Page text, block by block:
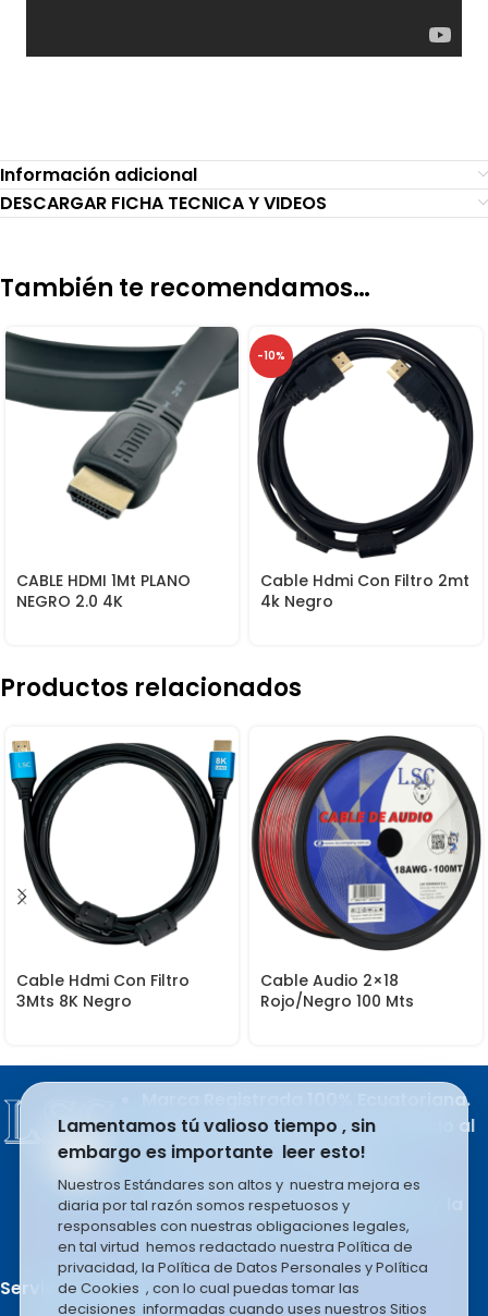
Información adicional
DESCARGAR FICHA TECNICA Y VIDEOS
También te recomendamos…
CABLE HDMI 1Mt PLANO
NEGRO 2.0 4K
-10%
Cable Hdmi Con Filtro 2mt
4k Negro
Productos relacionados
Cable Hdmi Con Filtro
3Mts 8K Negro
Cable Audio 2×18
Rojo/Negro 100 Mts
Marca Registrada 100% Ecuatoriana.
Producto del esfuerzo apasionado al
trabajo de sus integrantes.
LSC COMPANY S.A se rige en la
filosofía basada en el liderazgo y la
mejora constante e infinita.
Servicio al Cliente.
Lamentamos tú valioso tiempo , sin
embargo es importante leer esto!
Nuestros Estándares son altos y nuestra mejora es
diaria por tal razón somos respetuosos y
responsables con nuestras obligaciones legales,
en tal virtud hemos redactado nuestra Política de
privacidad, la Política de Datos Personales y Política
de Cookies , con lo cual puedas tomar las
decisiones informadas cuando uses nuestros Sitios